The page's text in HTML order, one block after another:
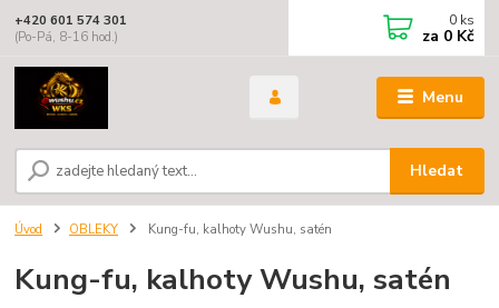
Menu
Hledat
+420 601 574 301
(Po-Pá, 8-16 hod.)
0 ks
za 0 Kč
Úvod OBLEKY Kung-fu, kalhoty Wushu, satén
Kung-fu, kalhoty Wushu, satén